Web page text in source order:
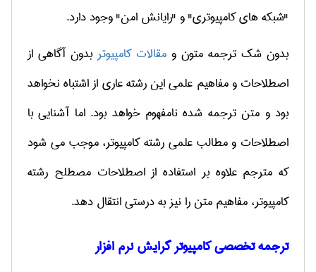
"شبکه های کامپیوتری" و "رایانش امن"وجود دارد.
بدون شك ترجمه متون و مقالات کامپیوتربدون آگاهی از
اصطلاحات و مفاهیم علمی این رشته عاری از اشتباه نخواهد
بود و متن ترجمه شده نامفهوم خواهد بود. اما آشنایی با
اصطلاحات و مطالب علمی رشته كامپیوتر، موجب می شود
كه مترجم علاوه بر استفاده از اصطلاحات مصطلح رشته
كامپیوتر، مفاهیم متن را نیز به درستی انتقال دهد.
ترجمه تخصصی کامپیوتر گرایش نرم افزار